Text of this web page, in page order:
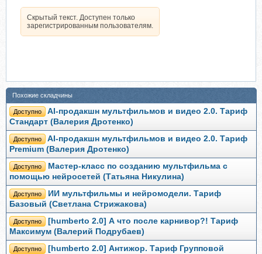
Скрытый текст. Доступен только
зарегистрированным пользователям.
Похожие складчины
Доступно
AI-продакшн мультфильмов и видео 2.0. Тариф
Стандарт (Валерия Дротенко)
Доступно
AI-продакшн мультфильмов и видео 2.0. Тариф
Premium (Валерия Дротенко)
Доступно
Мастер-класс по созданию мультфильма с
помощью нейросетей (Татьяна Никулина)
Доступно
ИИ мультфильмы и нейромодели. Тариф
Базовый (Светлана Стрижакова)
Доступно
[humberto 2.0] А что после карнивор?! Тариф
Максимум (Валерий Подрубаев)
Доступно
[humberto 2.0] Антижор. Тариф Групповой